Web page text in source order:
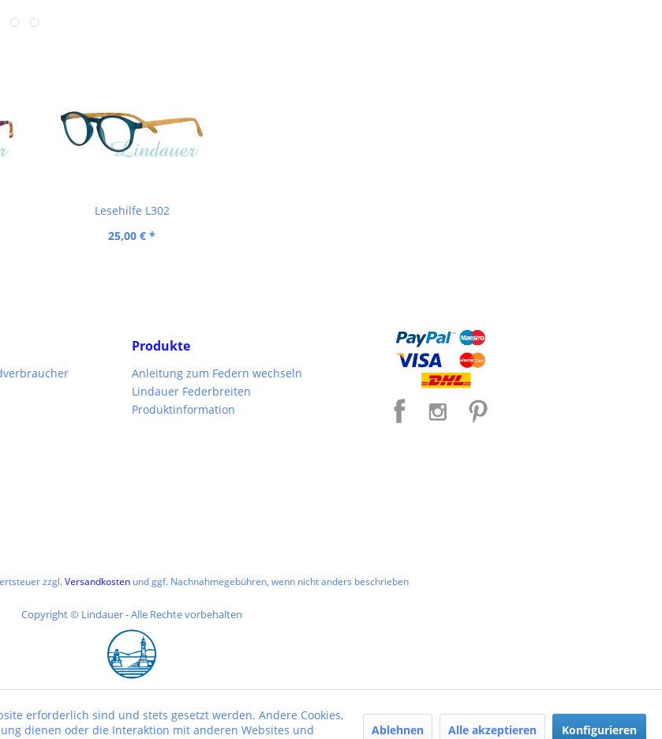
Lesehilfe L302
25,00 € *
Produkte
Anleitung zum Federn wechseln
Lindauer Federbreiten
Produktinformation
zzgl.Versandkostenund ggf. Nachnahmegebühren, wenn nicht anders beschrieben
Copyright © Lindauer - Alle Rechte vorbehalten
erforderlich sind und stets gesetzt werden. Andere Cookies,
dienen oder die Interaktion mit anderen Websites und
Ablehnen Alle akzeptieren Konfigurieren